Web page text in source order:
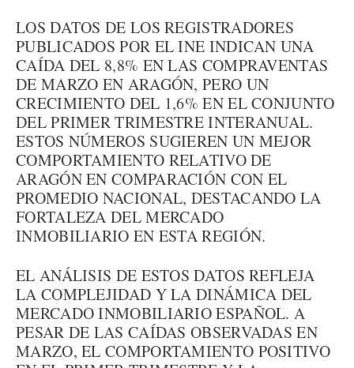
LOS DATOS DE LOS REGISTRADORES
PUBLICADOS POR EL INE INDICAN UNA
CAÍDA DEL 8,8% EN LAS COMPRAVENTAS
DE MARZO EN ARAGÓN, PERO UN
CRECIMIENTO DEL 1,6% EN EL CONJUNTO
DEL PRIMER TRIMESTRE INTERANUAL.
ESTOS NÚMEROS SUGIEREN UN MEJOR
COMPORTAMIENTO RELATIVO DE
ARAGÓN EN COMPARACIÓN CON EL
PROMEDIO NACIONAL, DESTACANDO LA
FORTALEZA DEL MERCADO
INMOBILIARIO EN ESTA REGIÓN.
EL ANÁLISIS DE ESTOS DATOS REFLEJA
LA COMPLEJIDAD Y LA DINÁMICA DEL
MERCADO INMOBILIARIO ESPAÑOL. A
PESAR DE LAS CAÍDAS OBSERVADAS EN
MARZO, EL COMPORTAMIENTO POSITIVO